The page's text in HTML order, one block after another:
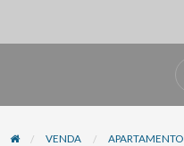
VENDA
APARTAMENTO